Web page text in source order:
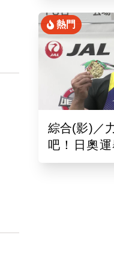
熱門
綜合(影)／
吧！日奧
偷雞蛋」